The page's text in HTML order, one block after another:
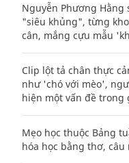
Nguyễn Phương Hằng
"siêu khủng", từng
cân, mắng cựu mẫu
Clip lột tả chân thực
như 'chó với mèo',
hiện một vấn đề trong
Mẹo học thuộc Bảng
hóa học bằng thơ, câu